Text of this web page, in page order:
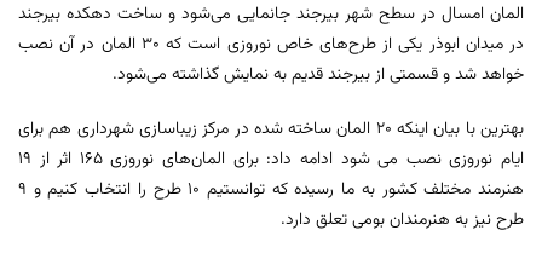
المان امسال در سطح شهر بیرجند جانمایی می‌شود و ساخت دهکده بیرجند
در میدان ابوذر یکی از طرح‌های خاص نوروزی است که ۳۰ المان در آن نصب
خواهد شد و قسمتی از بیرجند قدیم به نمایش گذاشته می‌شود.
بهترین با بیان اینکه ۲۰ المان ساخته شده در مرکز زیباسازی شهرداری هم برای
ایام نوروزی نصب می شود ادامه داد: برای المان‌های نوروزی ۱۶۵ اثر از ۱۹
هنرمند مختلف کشور به ما رسیده که توانستیم ۱۰ طرح را انتخاب کنیم و ۹
طرح نیز به هنرمندان بومی تعلق دارد.